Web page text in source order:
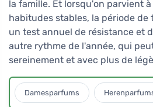
la famille. Et lorsqu'on parvient
habitudes stables, la période
un test annuel de résistance et
autre rythme de l'année, qui
sereinement et avec plus de
Damesparfums